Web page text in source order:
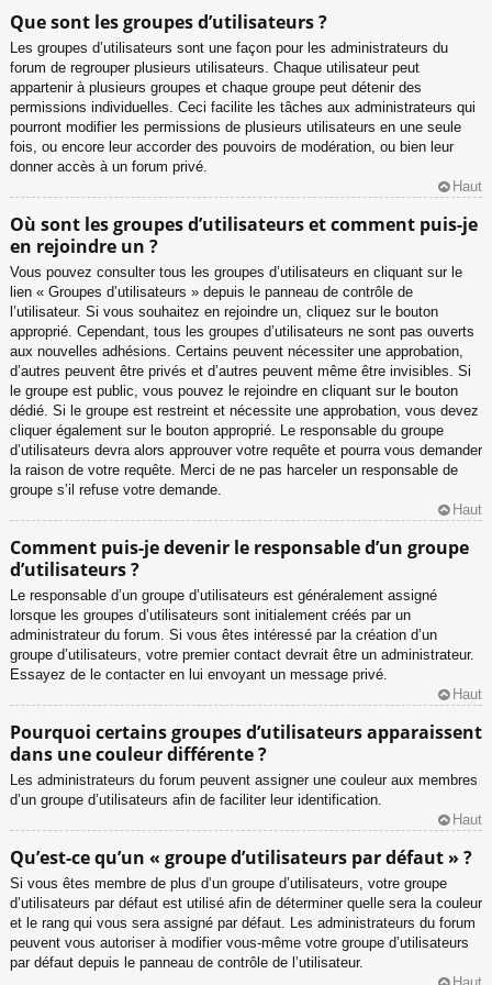
Que sont les groupes d’utilisateurs ?
Les groupes d’utilisateurs sont une façon pour les administrateurs du
forum de regrouper plusieurs utilisateurs. Chaque utilisateur peut
appartenir à plusieurs groupes et chaque groupe peut détenir des
permissions individuelles. Ceci facilite les tâches aux administrateurs qui
pourront modifier les permissions de plusieurs utilisateurs en une seule
fois, ou encore leur accorder des pouvoirs de modération, ou bien leur
donner accès à un forum privé.
Haut
Où sont les groupes d’utilisateurs et comment puis-je
en rejoindre un ?
Vous pouvez consulter tous les groupes d’utilisateurs en cliquant sur le
lien « Groupes d’utilisateurs » depuis le panneau de contrôle de
l’utilisateur. Si vous souhaitez en rejoindre un, cliquez sur le bouton
approprié. Cependant, tous les groupes d’utilisateurs ne sont pas ouverts
aux nouvelles adhésions. Certains peuvent nécessiter une approbation,
d’autres peuvent être privés et d’autres peuvent même être invisibles. Si
le groupe est public, vous pouvez le rejoindre en cliquant sur le bouton
dédié. Si le groupe est restreint et nécessite une approbation, vous devez
cliquer également sur le bouton approprié. Le responsable du groupe
d’utilisateurs devra alors approuver votre requête et pourra vous demander
la raison de votre requête. Merci de ne pas harceler un responsable de
groupe s’il refuse votre demande.
Haut
Comment puis-je devenir le responsable d’un groupe
d’utilisateurs ?
Le responsable d’un groupe d’utilisateurs est généralement assigné
lorsque les groupes d’utilisateurs sont initialement créés par un
administrateur du forum. Si vous êtes intéressé par la création d’un
groupe d’utilisateurs, votre premier contact devrait être un administrateur.
Essayez de le contacter en lui envoyant un message privé.
Haut
Pourquoi certains groupes d’utilisateurs apparaissent
dans une couleur différente ?
Les administrateurs du forum peuvent assigner une couleur aux membres
d’un groupe d’utilisateurs afin de faciliter leur identification.
Haut
Qu’est-ce qu’un « groupe d’utilisateurs par défaut » ?
Si vous êtes membre de plus d’un groupe d’utilisateurs, votre groupe
d’utilisateurs par défaut est utilisé afin de déterminer quelle sera la couleur
et le rang qui vous sera assigné par défaut. Les administrateurs du forum
peuvent vous autoriser à modifier vous-même votre groupe d’utilisateurs
par défaut depuis le panneau de contrôle de l’utilisateur.